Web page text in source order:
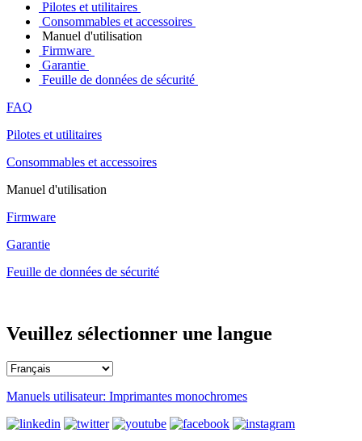
Pilotes et utilitaires
Consommables et accessoires
Manuel d'utilisation
Firmware
Garantie
Feuille de données de sécurité
FAQ
Pilotes et utilitaires
Consommables et accessoires
Manuel d'utilisation
Firmware
Garantie
Feuille de données de sécurité
Veuillez sélectionner une langue
Manuels utilisateur: Imprimantes monochromes